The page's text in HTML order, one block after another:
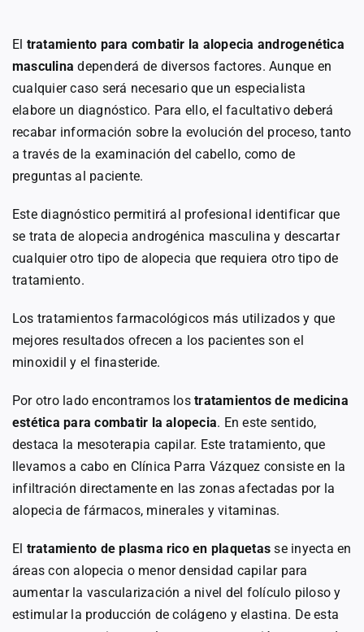
El tratamiento para combatir la alopecia androgenética
masculinadependerá de diversos factores. Aunque en
cualquier caso será necesario que un especialista
elabore un diagnóstico. Para ello, el facultativo deberá
recabar información sobre la evolución del proceso, tanto
a través de la examinación del cabello, como de
preguntas al paciente.
Este diagnóstico permitirá al profesional identificar que
se trata de alopecia androgénica masculina y descartar
cualquier otro tipo de alopecia que requiera otro tipo de
tratamiento.
Los tratamientos farmacológicos más utilizados y que
mejores resultados ofrecen a los pacientes son el
minoxidil y el finasteride.
Por otro lado encontramos lostratamientos de medicina
estética para combatir la alopecia. En este sentido,
destaca la mesoterapia capilar. Este tratamiento, que
llevamos a cabo en Clínica Parra Vázquez consiste en la
infiltración directamente en las zonas afectadas por la
alopecia de fármacos, minerales y vitaminas.
El tratamiento de plasma rico en plaquetasse inyecta en
áreas con alopecia o menor densidad capilar para
aumentar la vascularización a nivel del folículo piloso y
estimular la producción de colágeno y elastina. De esta